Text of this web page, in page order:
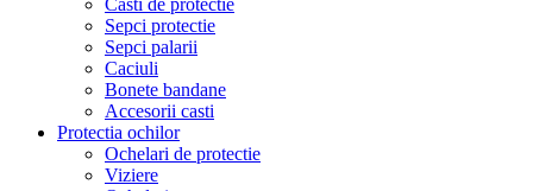
Casti de protectie
Sepci protectie
Sepci palarii
Caciuli
Bonete bandane
Accesorii casti
Protectia ochilor
Ochelari de protectie
Viziere